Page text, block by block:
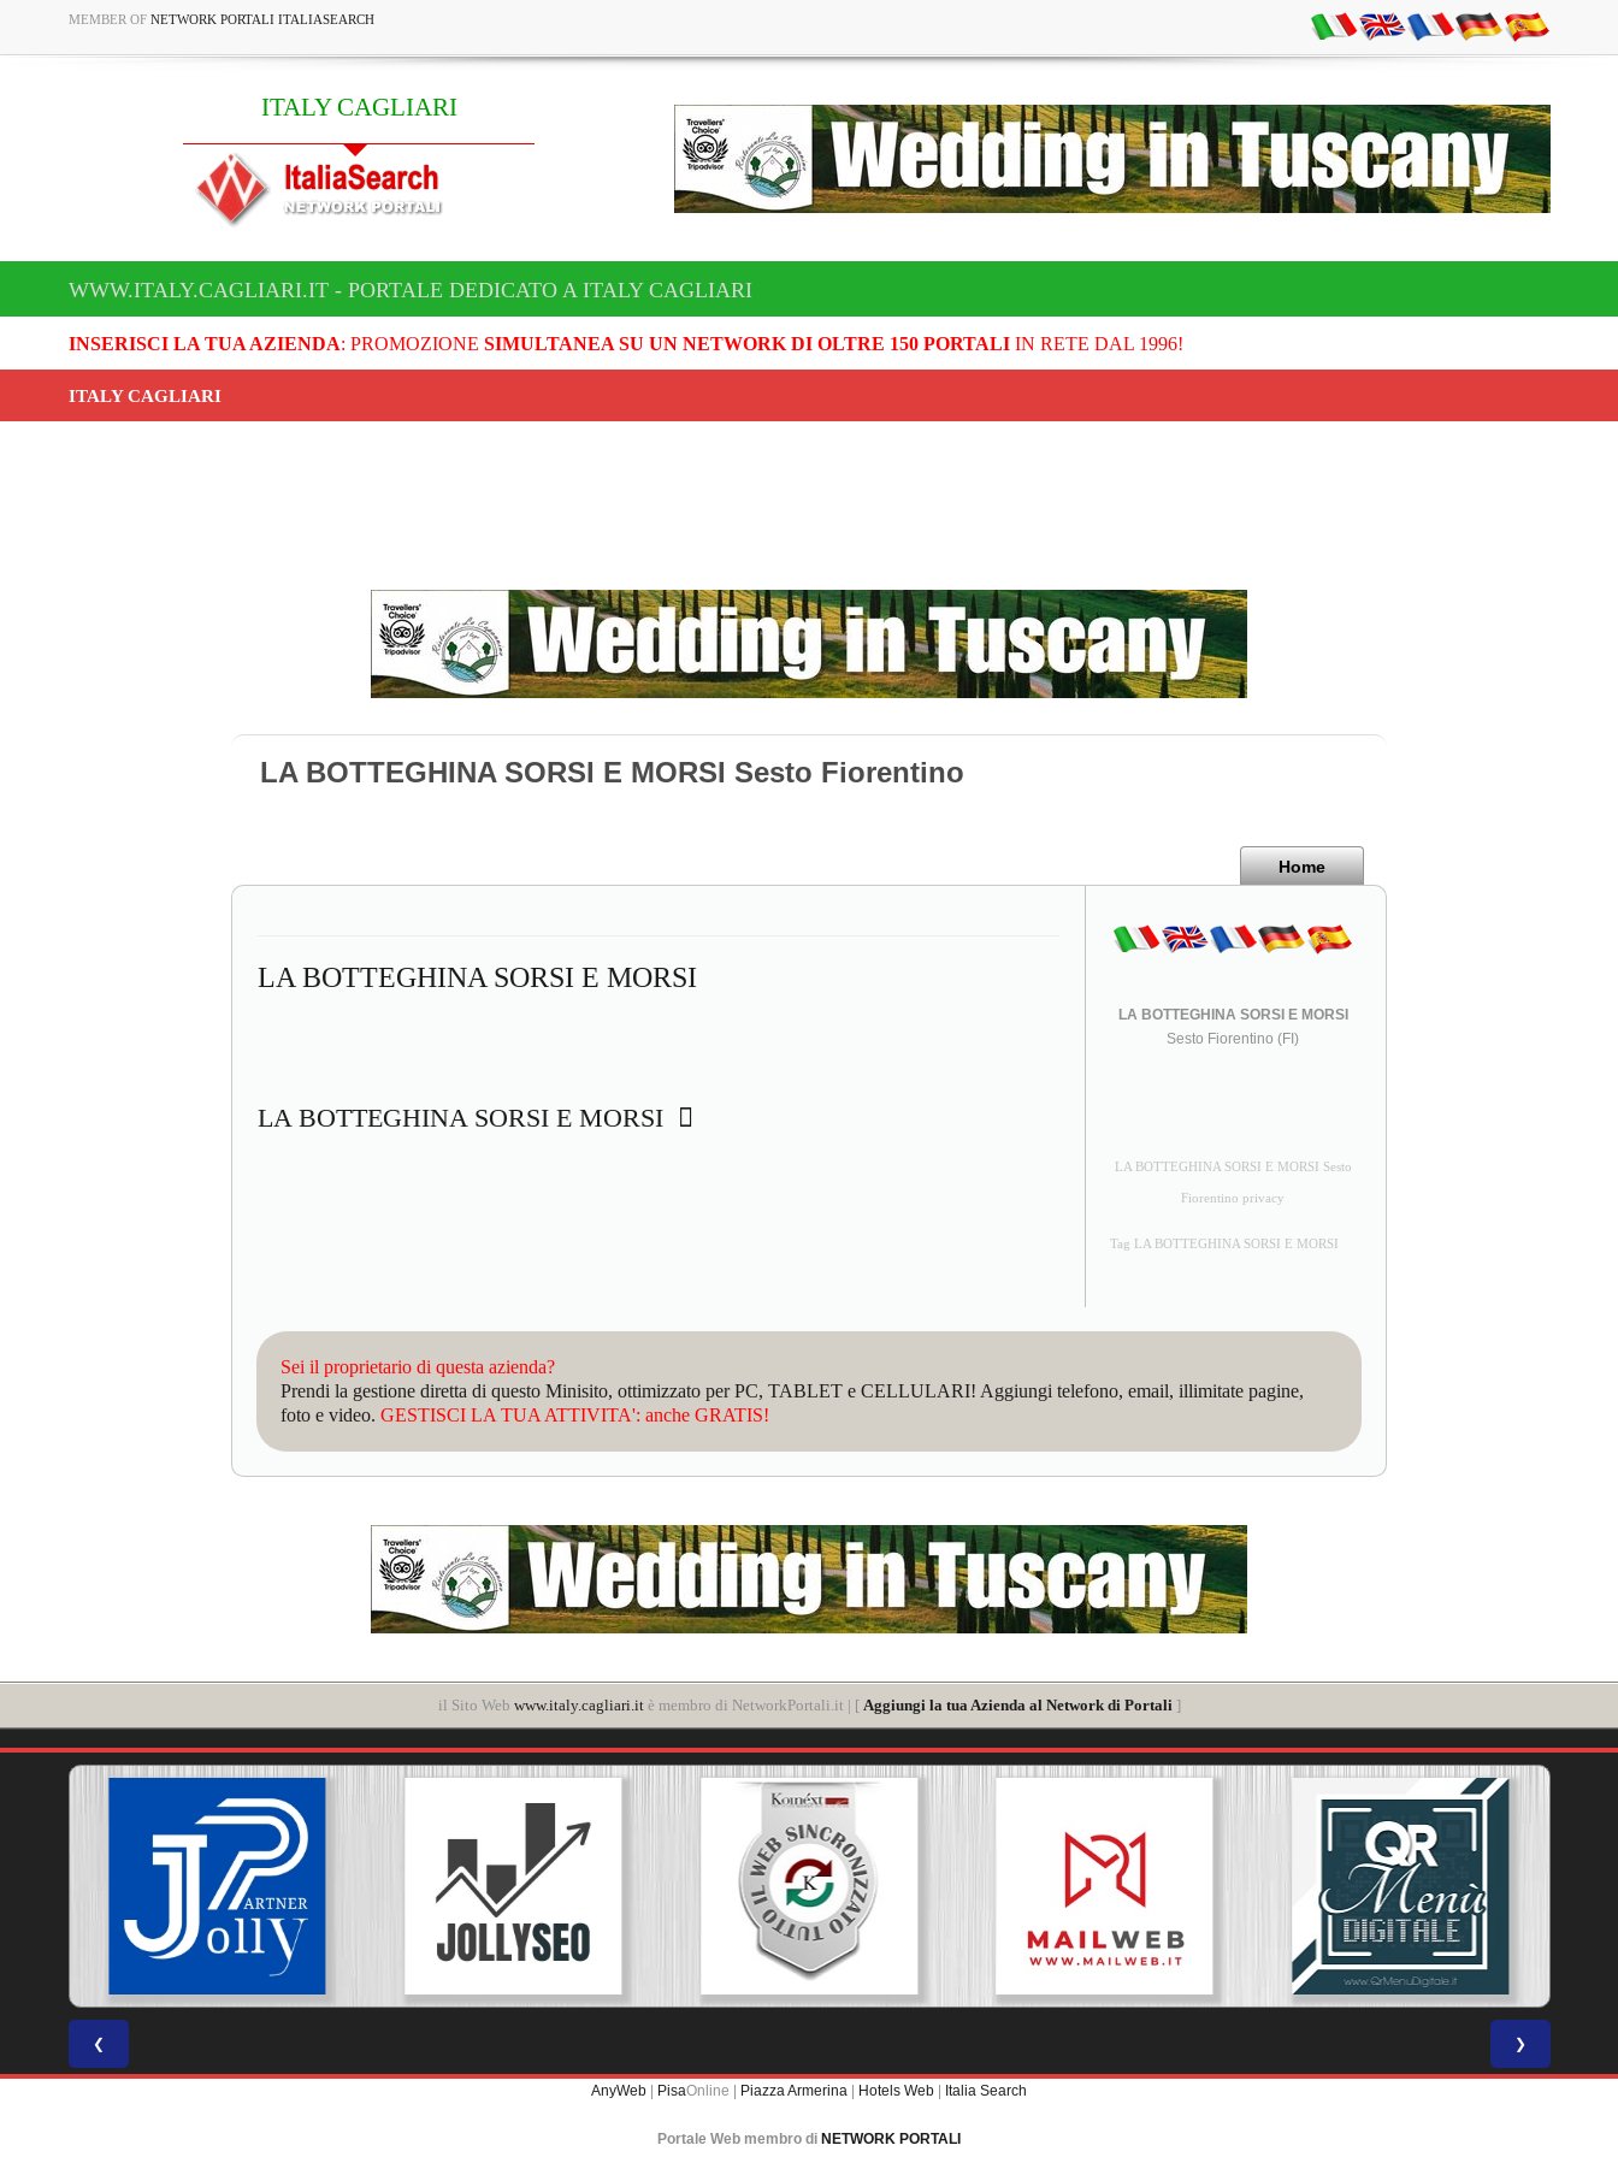
MEMBER OF NETWORK PORTALI ITALIASEARCH
ITALY CAGLIARI
WWW.ITALY.CAGLIARI.IT - PORTALE DEDICATO A ITALY CAGLIARI
INSERISCI LA TUA AZIENDA: PROMOZIONE SIMULTANEA SU UN NETWORK DI OLTRE 150 PORTALIIN RETE DAL 1996!
ITALY CAGLIARI
LA BOTTEGHINA SORSI E MORSI Sesto Fiorentino
Home
LA BOTTEGHINA SORSI E MORSI
LA BOTTEGHINA SORSI E MORSI
LA BOTTEGHINA SORSI E MORSI
Sesto Fiorentino (FI)
LA BOTTEGHINA SORSI E MORSI Sesto
Fiorentino privacy
Tag LA BOTTEGHINA SORSI E MORSI
Sei il proprietario di questa azienda?
Prendi la gestione diretta di questo Minisito, ottimizzato per PC, TABLET e CELLULARI! Aggiungi telefono, email, illimitate pagine,
foto e video. GESTISCI LA TUA ATTIVITA': anche GRATIS!
il Sito Web www.italy.cagliari.itè membro di NetworkPortali.it | [ Aggiungi la tua Azienda al Network di Portali ]
❮ ❯
AnyWeb | PisaOnline | Piazza Armerina | Hotels Web | Italia Search
Portale Web membro di NETWORK PORTALI